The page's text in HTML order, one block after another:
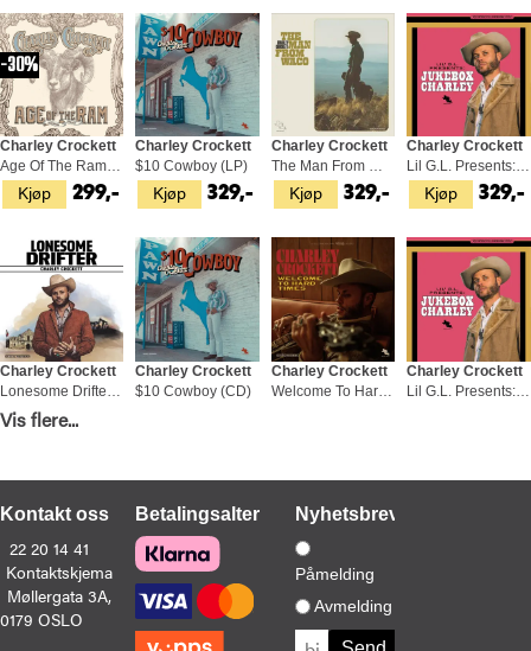
Kjøp
30%
Charley Crockett
Age Of The Ram (LP)
299,- Kjøp
Charley Crockett
$10 Cowboy (LP)
329,- Kjøp
Charley Crockett
The Man From Waco - LTD (LP)
329,- Kjøp
Charley Crockett
Lil G.L. Presents: Jukebox Charley (LP)
329,-
Kjøp
Charley Crockett
449,-
Charley Crockett
$10 Cowboy (CD)
Charley Crockett
Welcome To Hard Times (LP)
Charley Crockett
Charley Crockett
Vis flere...
Kontakt oss
22 20 14 41
Kontaktskjema
Møllergata 3A,
0179 OSLO
BetalingsalternativerNyhetsbrev
Påmelding
Avmelding